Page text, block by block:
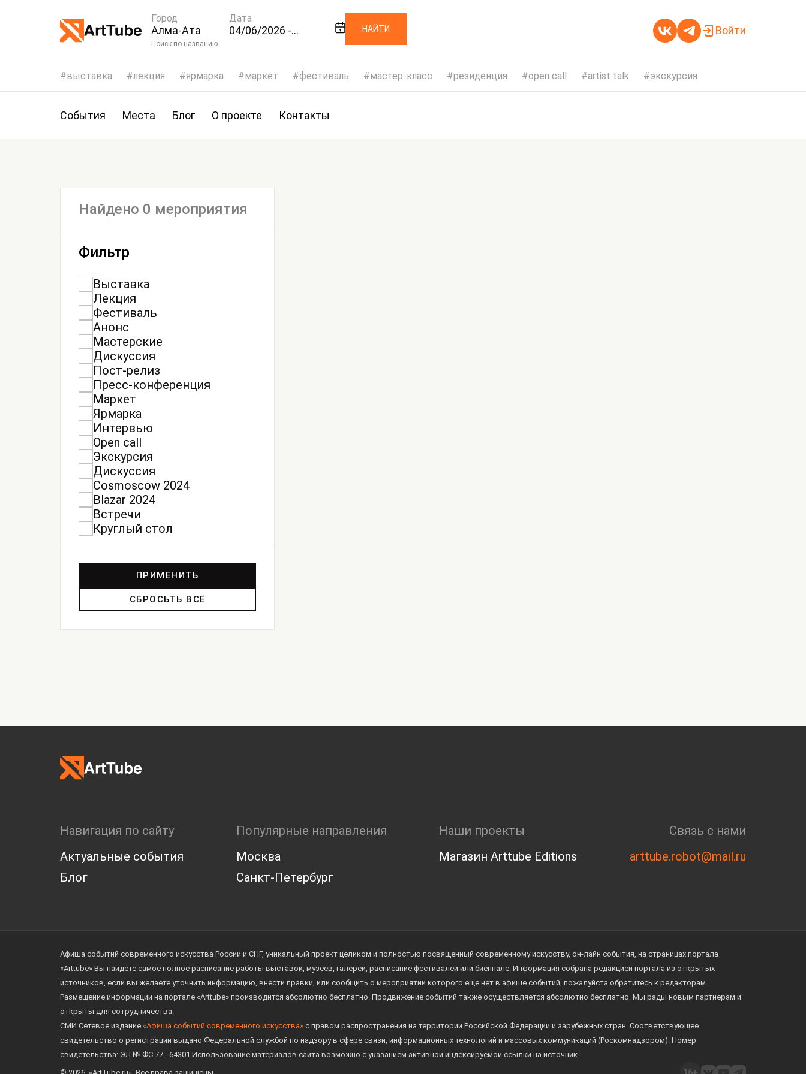
Город
Алма-Ата
Дата
04/06/2026 -
Поиск по названию
НАЙТИ Войти
выставка лекция ярмарка маркет фестиваль мастер-класс резиденция open call artist talk экскурсия
События Места Блог О проекте Контакты
Найдено 0 мероприятия
Фильтр
Выставка
Лекция
Фестиваль
Анонс
Мастерские
Дискуссия
Пост-релиз
Пресс-конференция
Маркет
Ярмарка
Интервью
Open call
Экскурсия
Дискуссия
Cosmoscow 2024
Blazar 2024
Встречи
Круглый стол
ПРИМЕНИТЬ
СБРОСЬТЬ ВСЁ
Навигация по сайту
Актуальные события
Блог
Популярные направления
Москва
Санкт-Петербург
Наши проекты
Магазин Arttube Editions
Связь с нами
arttube.robot@mail.ru
Афиша событий современного искусства России и СНГ, уникальный проект целиком и полностью посвященный современному искусству, он-лайн события, на страницах портала
«Arttube» Вы найдете самое полное расписание работы выставок, музеев, галерей, расписание фестивалей или биеннале. Информация собрана редакцией портала из открытых
источников, если вы желаете уточнить информацию, внести правки, или сообщить о мероприятии которого еще нет в афише событий, пожалуйста обратитесь к редакторам.
Размещение информации на портале «Arttube» производится абсолютно бесплатно. Продвижение событий также осуществляется абсолютно бесплатно. Мы рады новым партнерам и
открыты для сотрудничества.
СМИ Сетевое издание «Афиша событий современного искусства» с правом распространения на территории Российской Федерации и зарубежных стран. Соответствующее
свидетельство о регистрации выдано Федеральной службой по надзору в сфере связи, информационных технологий и массовых коммуникаций (Роскомнадзором). Номер
свидетельства: ЭЛ № ФС 77 - 64301 Использование материалов сайта возможно с указанием активной индексируемой ссылки на источник.
© 2026. «ArtTube.ru». Все права защищены.